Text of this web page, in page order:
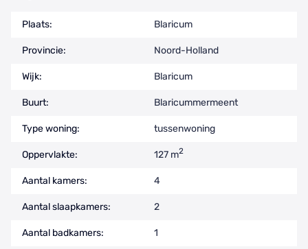
Plaats: Blaricum
Provincie: Noord-Holland
Wijk: Blaricum
Buurt: Blaricummermeent
Type woning: tussenwoning
Oppervlakte: 127 m2
Aantal kamers: 4
Aantal slaapkamers: 2
Aantal badkamers: 1